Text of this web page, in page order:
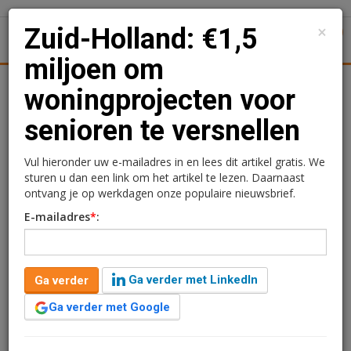
Uitgelicht Achtergronden
Zuid-Holland: €1,5
miljoen om
woningprojecten voor
senioren te versnellen
Sandra Lissenberg
19 juli 2021 om 13:50
2 minuten leestijd
De provincie Zuid-Holland stelt €1,5 miljoen
×
Zuid-Holland: €1,5
miljoen om
woningprojecten voor
senioren te versnellen
Vul hieronder uw e-mailadres in en lees dit artikel gratis. We
sturen u dan een link om het artikel te lezen. Daarnaast
ontvang je op werkdagen onze populaire nieuwsbrief.
E-mailadres*:
Ga verder
Ga verder met LinkedIn
Ga verder met Google